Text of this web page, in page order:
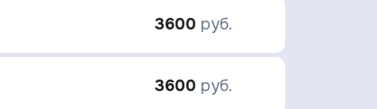
3600 руб.
3600 руб.